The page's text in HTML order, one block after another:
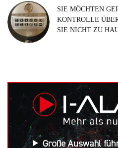
SIE MÖCHTEN
KONTROLLE
SIE NICHT ZU